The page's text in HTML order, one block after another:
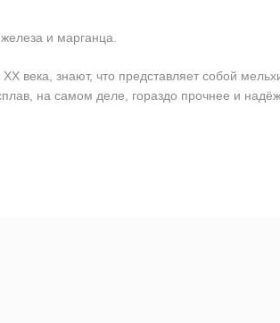
и марганца.
века, знают, что представляет собой
на самом деле, гораздо прочнее и